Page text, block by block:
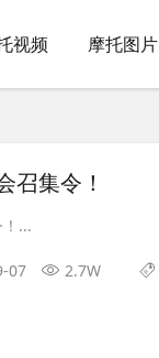
视频 摩托图片
召集令！
...
07 2.7W